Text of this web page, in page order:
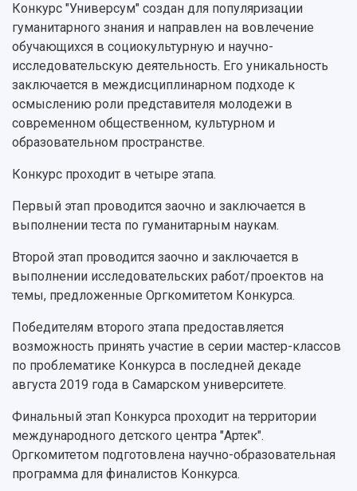
Об университете
История
Ключевые факты
Рейтинги
Руководство
Наблюдательный совет
Попечительский совет
Ректорат
Кадровый резерв
Персоналии
Сотрудники и преподаватели
Заслуженные деятели
Структура университета
Институты и факультеты
Кафедры
Научные подразделения
Общественные организации
Институт искусственного интеллекта
Инжиниринговый центр
Аграрный карбоновый полигон
Новости
Главные новости
Бортжурнал
Объявления
События
СМИ об университете
Газета "Полет"
Газета "Самарский университет"
Мы в соцсетях
Мультимедиа
Подкасты
Просветительский проект "Одержимы
Образование
Почему я выбираю Самарский университет?
Абитуриенту
Бакалавриат и специалитет
Магистратура
Аспирантура
Формы обучения
Учебные планы
Дополнительное образование
Институты и факультеты
Образовательные программы
Профессорско-преподавательский состав
Расписание занятий
Стипендии
Тестирование иностранных граждан на
знание русского языка, истории России и
основ законодательства РФ
Платные образовательные услуги
Скидки на обучение
Подготовительные курсы
Научно-исследовательская деятельность
Основные научные направления
Научные школы и ведущие научные коллективы
Диссертационные советы
Подготовка научных кадров
Конкурс на замещение должностей научных
работников
Научно-технический совет
Научные проекты и темы
Аспирантура и докторантура
Справочные материалы
Научная инфраструктура
Структурная схема управления научно-
исследовательской деятельностью
Материальная база
Подразделения научного обслуживания
Результаты научно-исследовательской
деятельности
Научно-технические разработки
Конкурс "Универсум" создан для популяризации
гуманитарного знания и направлен на вовлечение
обучающихся в социокультурную и научно-
исследовательскую деятельность. Его уникальность
заключается в междисциплинарном подходе к
осмыслению роли представителя молодежи в
современном общественном, культурном и
образовательном пространстве.
Конкурс проходит в четыре этапа.
Первый этап проводится заочно и заключается в
выполнении теста по гуманитарным наукам.
Второй этап проводится заочно и заключается в
выполнении исследовательских работ/проектов на
темы, предложенные Оргкомитетом Конкурса.
Победителям второго этапа предоставляется
возможность принять участие в серии мастер-классов
по проблематике Конкурса в последней декаде
августа 2019 года в Самарском университете.
Финальный этап Конкурса проходит на территории
международного детского центра "Артек".
Оргкомитетом подготовлена научно-образовательная
программа для финалистов Конкурса.